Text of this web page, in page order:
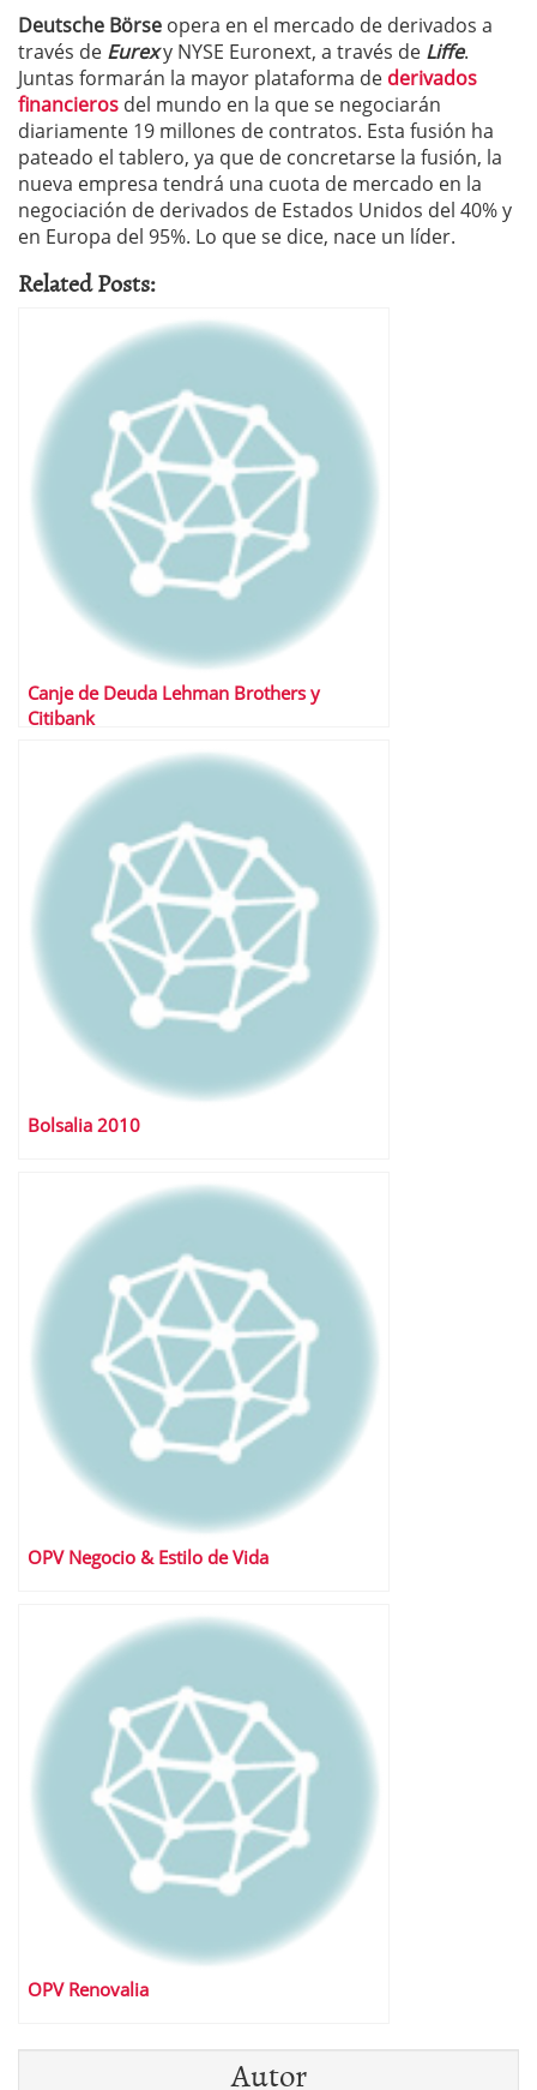
Deutsche Börse opera en el mercado de derivados a
través de Eurexy NYSE Euronext, a través de Liffe.
Juntas formarán la mayor plataforma de derivados
financieros del mundo en la que se negociarán
diariamente 19 millones de contratos. Esta fusión ha
pateado el tablero, ya que de concretarse la fusión, la
nueva empresa tendrá una cuota de mercado en la
negociación de derivados de Estados Unidos del 40% y
en Europa del 95%. Lo que se dice, nace un líder.
Related Posts:
Canje de Deuda Lehman Brothers y
Citibank
Bolsalia 2010
OPV Negocio & Estilo de Vida
OPV Renovalia
Autor